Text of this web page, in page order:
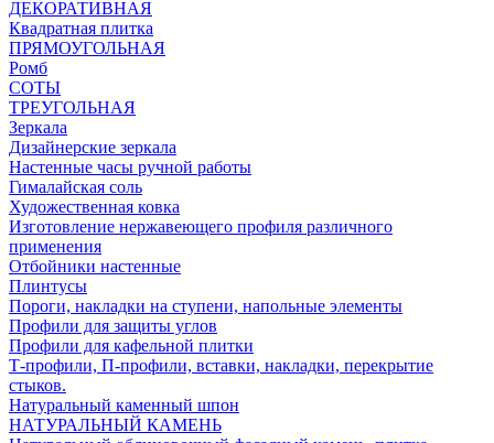
ДЕКОРАТИВНАЯ
Квадратная плитка
ПРЯМОУГОЛЬНАЯ
Ромб
СОТЫ
ТРЕУГОЛЬНАЯ
Зеркала
Дизайнерские зеркала
Настенные часы ручной работы
Гималайская соль
Художественная ковка
Изготовление нержавеющего профиля различного
применения
Отбойники настенные
Плинтусы
Пороги, накладки на ступени, напольные элементы
Профили для защиты углов
Профили для кафельной плитки
Т-профили, П-профили, вставки, накладки, перекрытие
стыков.
Натуральный каменный шпон
НАТУРАЛЬНЫЙ КАМЕНЬ